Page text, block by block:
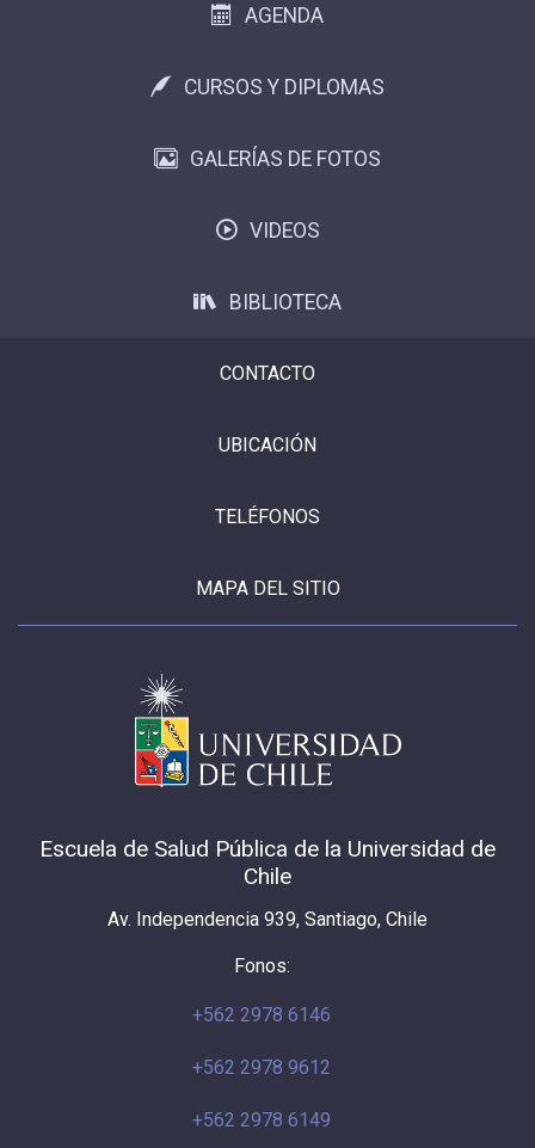
AGENDA
CURSOS Y DIPLOMAS
GALERÍAS DE FOTOS
VIDEOS
BIBLIOTECA
CONTACTO
UBICACIÓN
TELÉFONOS
MAPA DEL SITIO
Escuela de Salud Pública de la Universidad de
Chile
Av. Independencia 939, Santiago, Chile
Fonos:
+562 2978 6146
+562 2978 9612
+562 2978 6149